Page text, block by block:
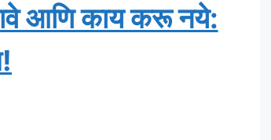
आणि काय करू नये: